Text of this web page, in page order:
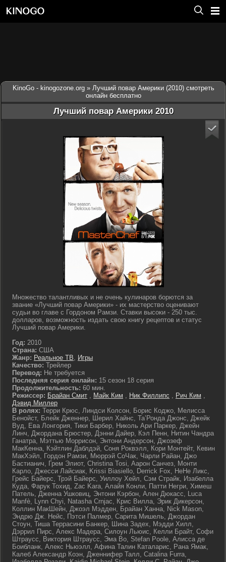
KinoGo - kinogozone.org » Лучший повар Америки (2010) смотреть
онлайн бесплатно
Лучший повар Америки 2010
Множество талантливых и не очень кулинаров борются за
звание «Лучший повар Америки» - их мастерство оценивают
судьи во главе с Гордоном Рамзи. Ставки высоки - 250 тыс.
долларов, возможность издать свою книгу рецептов и статус
Лучший повар Америки.
Год: 2010
Страна: США
Жанр: Реальное ТВ, Игры
Качество: Трейлер
Перевод: Не требуется
Последняя серия онлайн: 15 сезон 18 серия
Продолжительность: 60 мин.
Режиссер: Брайан Смит , Майк Ким , Ник Филлипс , Рич Ким ,
Дэвид Миллер
В ролях: Терри Крюс, Линдси Колсон, Борис Коджо, Мелисса
Бенойст, Блейк Дженнер, Шерил Хайнс, Та’Ронда Джонс, Джейк
Вуд, Ева Лонгория, Тики Барбер, Николь Ари Паркер, Джейн
Линч, Джордана Брюстер, Дэнни Дайер, Кэл Пенн, Нитин Чандра
Ганатра, Мэттью Моррисон, Энтони Андерсон, Джозеф
МакКенна, Кэйтлин Даблдэй, Соня Роквэлл, Кори Монтейт, Кевин
МакХэйл, Гордон Рамзи, Мюррэй СоЧак, Чарли Райан, Джо
Бастианич, Грем Элиот, Christina Tosi, Аарон Санчез, Монти
Карло, Джесси Лайсиак, Krissi Biasiello, Derrick Fox, НеНе Ликс,
Грейс Байерс, Трэй Байерс, Уиллоу Хейл, Сэм Страйк, Изабелла
Куда, Фарук Тохид, Zac Kara, Алайя Конли, Патти Негри, Химеш
Патель, Дженна Ушковиц, Энтони Кэрбон, Ален Дюкасс, Luca
Manfè, Lynn Chyi, Natasha Crnjac, Крис Вилла, Эрик Дикерсон,
Коллин МакШейн, Джоэл Мэдден, Брайан Ханна, Nick Mason,
Эндрю Дж. Нейс, Пэтси Палмер, Сарита Мишель, Джордан
Стоун, Тиша Террасини Банкер, Шина Задех, Мэдди Хилл,
Дэррил Пирс, Алекс Мадера, Силоун Льюис, Келли Брайт, Софи
Штраусс, Виктория Штраусс, Эма Во, Stefan Poole, Алисса де
Боибланк, Алекс Ньюэлл, Афина Талин Каталарис, Рана Ямак,
Калеб Александр Коэн, Дженнифер Талл, Catalina Furra,